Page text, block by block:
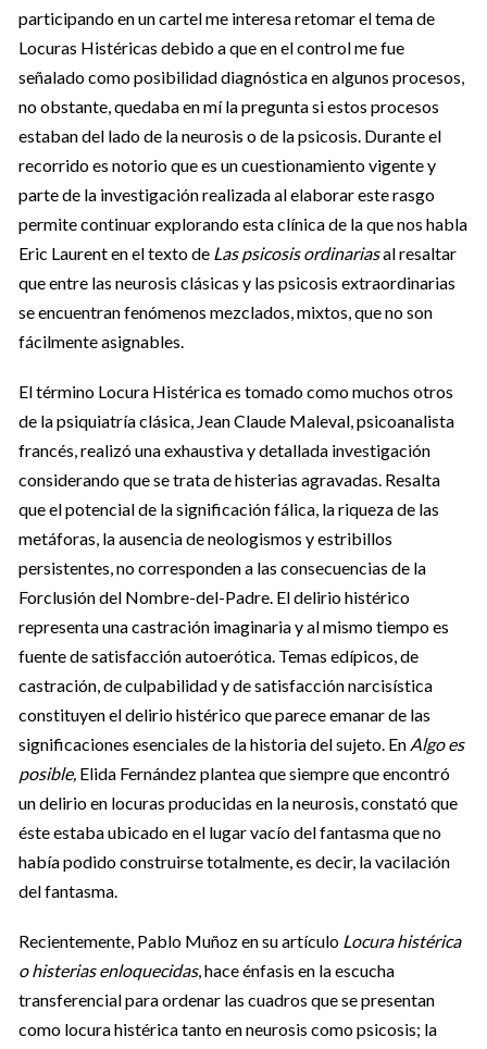
participando en un cartel me interesa retomar el tema de
Locuras Histéricas debido a que en el control me fue
señalado como posibilidad diagnóstica en algunos procesos,
no obstante, quedaba en mí la pregunta si estos procesos
estaban del lado de la neurosis o de la psicosis. Durante el
recorrido es notorio que es un cuestionamiento vigente y
parte de la investigación realizada al elaborar este rasgo
permite continuar explorando esta clínica de la que nos habla
Eric Laurent en el texto de Las psicosis ordinariasal resaltar
que entre las neurosis clásicas y las psicosis extraordinarias
se encuentran fenómenos mezclados, mixtos, que no son
fácilmente asignables.
El término Locura Histérica es tomado como muchos otros
de la psiquiatría clásica, Jean Claude Maleval, psicoanalista
francés, realizó una exhaustiva y detallada investigación
considerando que se trata de histerias agravadas. Resalta
que el potencial de la significación fálica, la riqueza de las
metáforas, la ausencia de neologismos y estribillos
persistentes, no corresponden a las consecuencias de la
Forclusión del Nombre-del-Padre. El delirio histérico
representa una castración imaginaria y al mismo tiempo es
fuente de satisfacción autoerótica. Temas edípicos, de
castración, de culpabilidad y de satisfacción narcisística
constituyen el delirio histérico que parece emanar de las
significaciones esenciales de la historia del sujeto. En Algo es
posible,Elida Fernández plantea que siempre que encontró
un delirio en locuras producidas en la neurosis, constató que
éste estaba ubicado en el lugar vacío del fantasma que no
había podido construirse totalmente, es decir, la vacilación
del fantasma.
Recientemente, Pablo Muñoz en su artículo Locura histérica
o histerias enloquecidas, hace énfasis en la escucha
transferencial para ordenar las cuadros que se presentan
como locura histérica tanto en neurosis como psicosis; la